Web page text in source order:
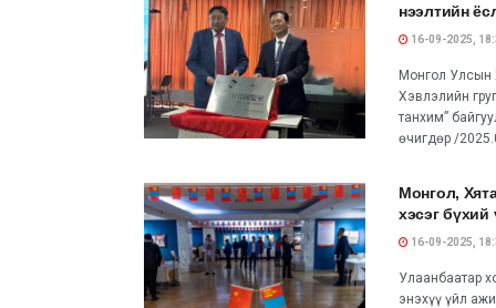
нээлтийн
16-09-2025,
Монгол Улсын
Хэвлэлийн
танхим”
өчигдөр /
Монгол,
хэсэг бүхий
16-09-2025,
Улаанбаатар
энэхүү үйл